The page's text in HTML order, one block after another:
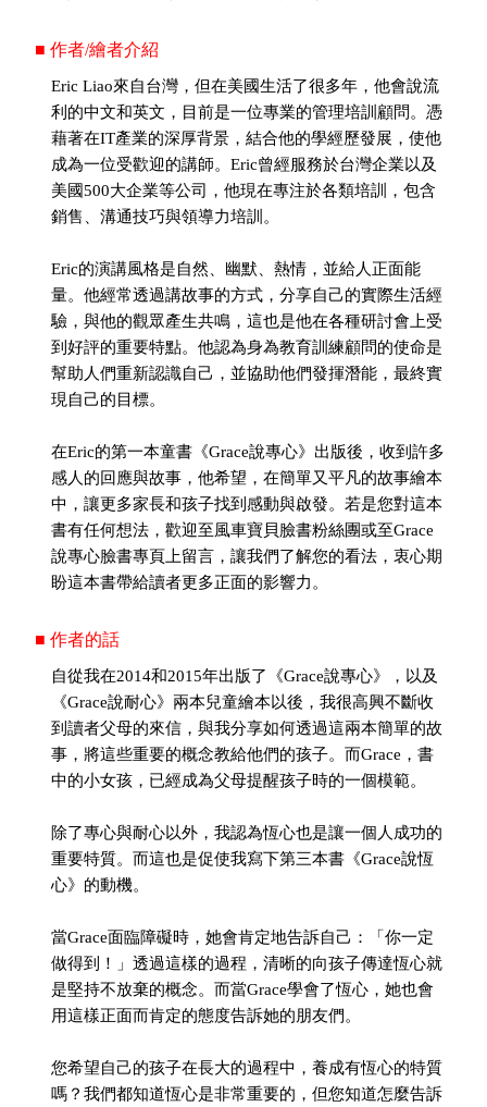
■ 作者/繪者介紹
Eric Liao來自台灣，但在美國生活了很多年，他會說流
利的中文和英文，目前是一位專業的管理培訓顧問。憑
藉著在IT產業的深厚背景，結合他的學經歷發展，使他
成為一位受歡迎的講師。Eric曾經服務於台灣企業以及
美國500大企業等公司，他現在專注於各類培訓，包含
銷售、溝通技巧與領導力培訓。
Eric的演講風格是自然、幽默、熱情，並給人正面能
量。他經常透過講故事的方式，分享自己的實際生活經
驗，與他的觀眾產生共鳴，這也是他在各種研討會上受
到好評的重要特點。他認為身為教育訓練顧問的使命是
幫助人們重新認識自己，並協助他們發揮潛能，最終實
現自己的目標。
在Eric的第一本童書《Grace說專心》出版後，收到許多
感人的回應與故事，他希望，在簡單又平凡的故事繪本
中，讓更多家長和孩子找到感動與啟發。若是您對這本
書有任何想法，歡迎至風車寶貝臉書粉絲團或至Grace
說專心臉書專頁上留言，讓我們了解您的看法，衷心期
盼這本書帶給讀者更多正面的影響力。
■ 作者的話
自從我在2014和2015年出版了《Grace說專心》，以及
《Grace說耐心》兩本兒童繪本以後，我很高興不斷收
到讀者父母的來信，與我分享如何透過這兩本簡單的故
事，將這些重要的概念教給他們的孩子。而Grace，書
中的小女孩，已經成為父母提醒孩子時的一個模範。
除了專心與耐心以外，我認為恆心也是讓一個人成功的
重要特質。而這也是促使我寫下第三本書《Grace說恆
心》的動機。
當Grace面臨障礙時，她會肯定地告訴自己：「你一定
做得到！」透過這樣的過程，清晰的向孩子傳達恆心就
是堅持不放棄的概念。而當Grace學會了恆心，她也會
用這樣正面而肯定的態度告訴她的朋友們。
您希望自己的孩子在長大的過程中，養成有恆心的特質
嗎？我們都知道恆心是非常重要的，但您知道怎麼告訴